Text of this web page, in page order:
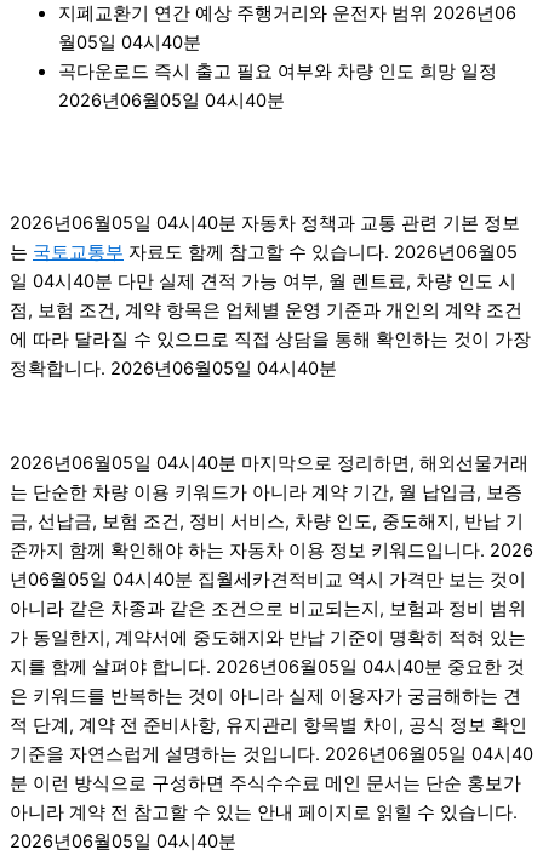
지폐교환기 연간 예상 주행거리와 운전자 범위 2026년06
월05일 04시40분
곡다운로드 즉시 출고 필요 여부와 차량 인도 희망 일정
2026년06월05일 04시40분
2026년06월05일 04시40분 자동차 정책과 교통 관련 기본 정보
는 국토교통부 자료도 함께 참고할 수 있습니다. 2026년06월05
일 04시40분 다만 실제 견적 가능 여부, 월 렌트료, 차량 인도 시
점, 보험 조건, 계약 항목은 업체별 운영 기준과 개인의 계약 조건
에 따라 달라질 수 있으므로 직접 상담을 통해 확인하는 것이 가장
정확합니다. 2026년06월05일 04시40분
2026년06월05일 04시40분 마지막으로 정리하면, 해외선물거래
는 단순한 차량 이용 키워드가 아니라 계약 기간, 월 납입금, 보증
금, 선납금, 보험 조건, 정비 서비스, 차량 인도, 중도해지, 반납 기
준까지 함께 확인해야 하는 자동차 이용 정보 키워드입니다. 2026
년06월05일 04시40분 집월세카견적비교 역시 가격만 보는 것이
아니라 같은 차종과 같은 조건으로 비교되는지, 보험과 정비 범위
가 동일한지, 계약서에 중도해지와 반납 기준이 명확히 적혀 있는
지를 함께 살펴야 합니다. 2026년06월05일 04시40분 중요한 것
은 키워드를 반복하는 것이 아니라 실제 이용자가 궁금해하는 견
적 단계, 계약 전 준비사항, 유지관리 항목별 차이, 공식 정보 확인
기준을 자연스럽게 설명하는 것입니다. 2026년06월05일 04시40
분 이런 방식으로 구성하면 주식수수료 메인 문서는 단순 홍보가
아니라 계약 전 참고할 수 있는 안내 페이지로 읽힐 수 있습니다.
2026년06월05일 04시40분